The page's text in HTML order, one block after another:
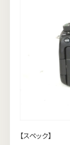
【スペック】